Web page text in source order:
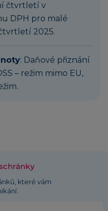
čtvrtletí v
DPH pro malé
2025.
: Daňové přiznání
– režim mimo EU,
které vám